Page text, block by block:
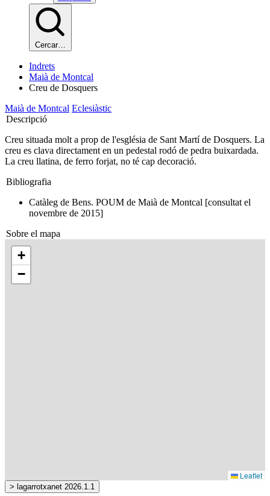
Cercar…
Indrets
Maià de Montcal
Creu de Dosquers
Maià de Montcal Eclesiàstic
Descripció
Creu situada molt a prop de l'església de Sant Martí de Dosquers. La
creu es clava directament en un pedestal rodó de pedra buixardada.
La creu llatina, de ferro forjat, no té cap decoració.
Bibliografia
Catàleg de Bens. POUM de Maià de Montcal [consultat el
novembre de 2015]
Sobre el mapa
+
−
Leaflet
> lagarrotxanet 2026.1.1